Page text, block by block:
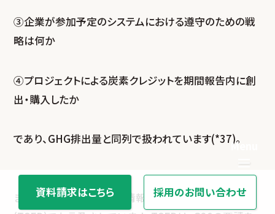
③企業が参加予定のシステムにおける遵守のための戦
略は何か
④プロジェクトによる炭素クレジットを期間報告内に創
出・購入したか
であり、GHG排出量と同列で扱われています(*37)。
また、CPは気候関連財務情報開示タスクフォース
資料請求はこちら 採用のお問い合わせ